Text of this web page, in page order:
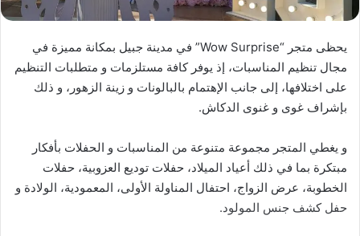
يحظى متجر “Wow Surprise” في مدينة جبيل بمكانة مميزة في
مجال تنظيم المناسبات، إذ يوفر كافة مستلزمات و متطلبات التنظيم
على اختلافها، إلى جانب الإهتمام بالبالونات و زينة الزهور، و ذلك
بإشراف غوى و غنوى الدكاش.
و يغطي المتجر مجموعة متنوعة من المناسبات و الحفلات بأفكار
مبتكرة بما في ذلك أعياد الميلاد، حفلات توديع العزوبية، حفلات
الخطوبة، عرض الزواج، احتفال المناولة الأولى، المعمودية، الولادة و
حفل كشف جنس المولود.